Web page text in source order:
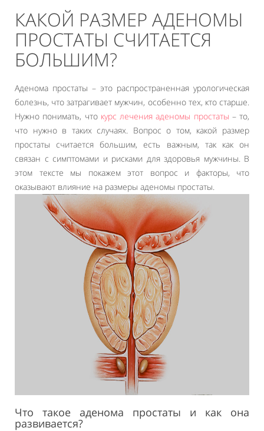
КАКОЙ РАЗМЕР АДЕНОМЫ
ПРОСТАТЫ СЧИТАЕТСЯ
БОЛЬШИМ?
Аденома простаты – это распространенная урологическая
болезнь, что затрагивает мужчин, особенно тех, кто старше.
Нужно понимать, что курс лечения аденомы простаты – то,
что нужно в таких случаях. Вопрос о том, какой размер
простаты считается большим, есть важным, так как он
связан с симптомами и рисками для здоровья мужчины. В
этом тексте мы покажем этот вопрос и факторы, что
оказывают влияние на размеры аденомы простаты.
Что такое аденома простаты и как она
развивается?